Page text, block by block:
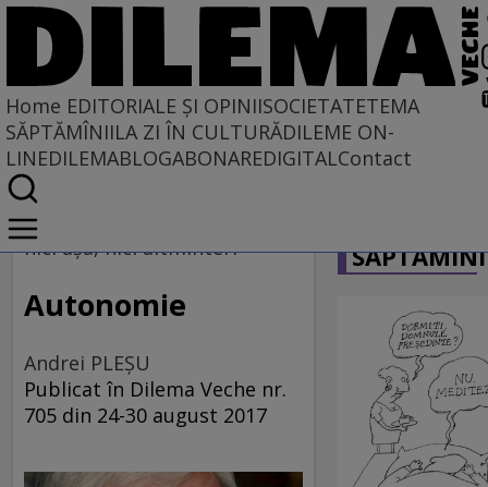
Home EDITORIALE ȘI OPINIISOCIETATETEMA
SĂPTĂMÎNIILA ZI ÎN CULTURĂDILEME ON-
LINEDILEMABLOGABONAREDIGITALContact
Home
EDITORIALE ȘI OPINII
SITUAȚIUNEA
nici aşa, nici altminteri
Autonomie
Andrei PLEŞU
Publicat în Dilema Veche nr.
705 din 24-30 august 2017